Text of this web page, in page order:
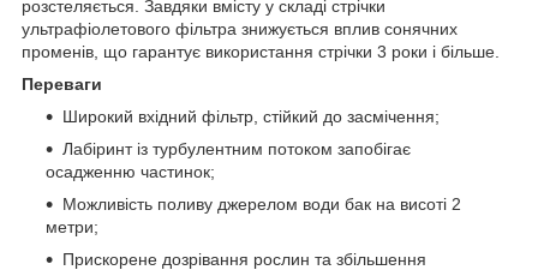
розстеляється. Завдяки вмісту у складі стрічки
ультрафіолетового фільтра знижується вплив сонячних
променів, що гарантує використання стрічки 3 роки і більше.
Переваги
Широкий вхідний фільтр, стійкий до засмічення;
Лабіринт із турбулентним потоком запобігає
осадженню частинок;
Можливість поливу джерелом води бак на висоті 2
метри;
Прискорене дозрівання рослин та збільшення